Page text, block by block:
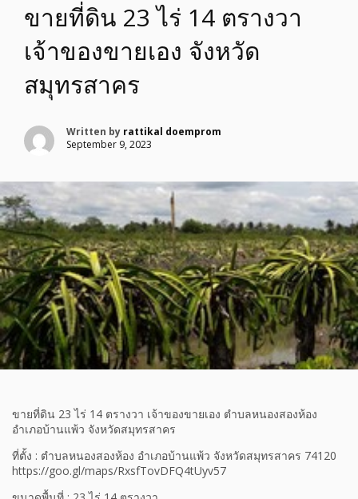
ขายที่ดิน 23 ไร่ 14 ตรางวา
เจ้าของขายเอง จังหวัด
สมุทรสาคร
Written by rattikal doemprom
September 9, 2023
ขายที่ดิน 23 ไร่ 14 ตรางวา เจ้าของขายเอง ตำบลหนองสองห้อง
อำเภอบ้านแพ้ว จังหวัดสมุทรสาคร
ที่ตั้ง : ตำบลหนองสองห้อง อำเภอบ้านแพ้ว จังหวัดสมุทรสาคร 74120
https://goo.gl/maps/RxsfTovDFQ4tUyv57